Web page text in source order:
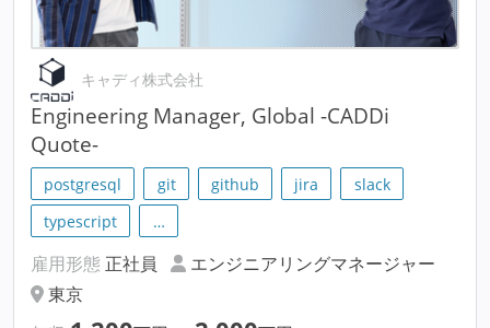
キャディ株式会社
Engineering Manager, Global -CADDi
Quote-
postgresql git github jira
slack
typescript
…
雇用形態 正社員
エンジニアリングマネージャー
東京